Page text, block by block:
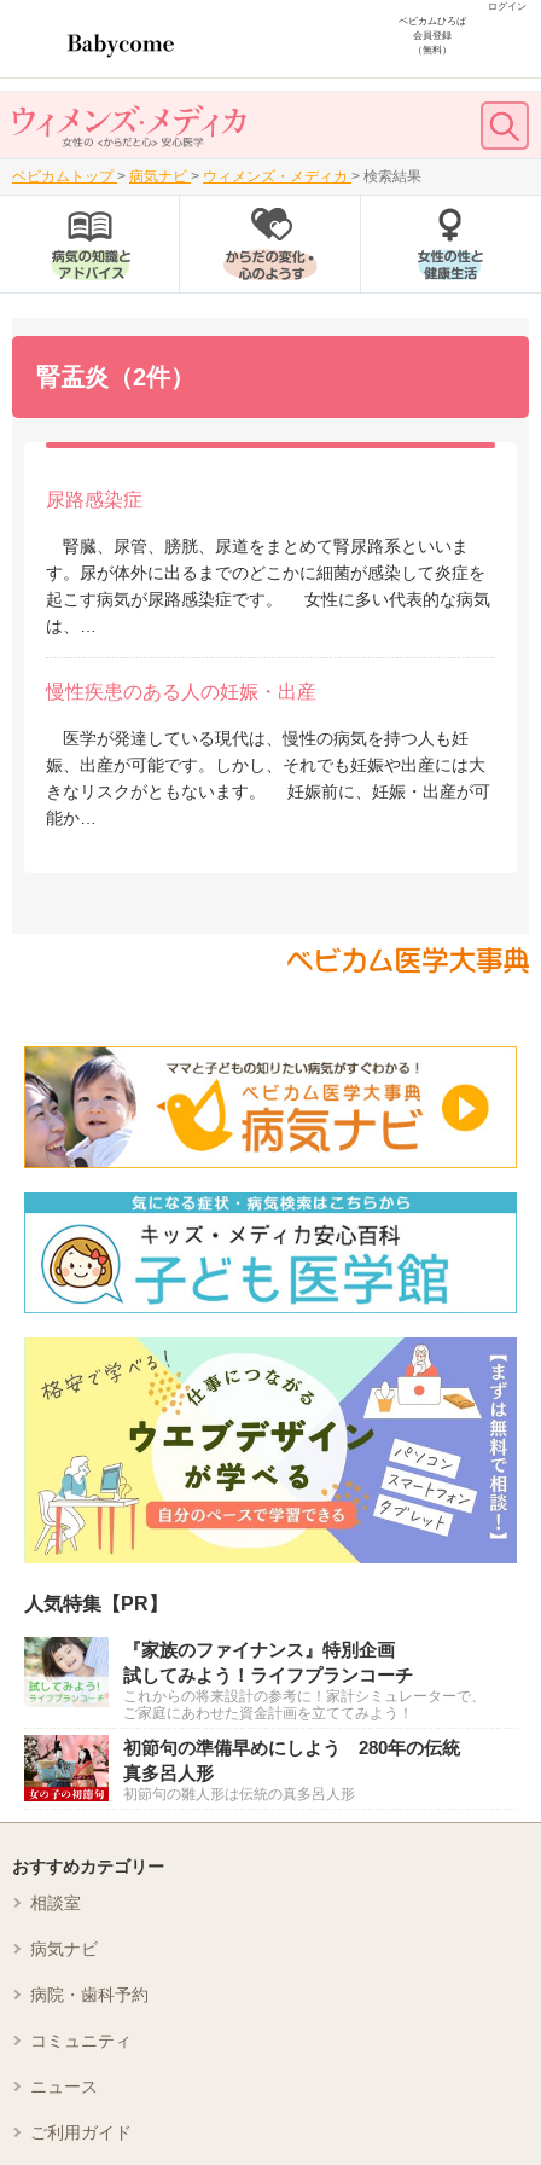
ログイン
ベビカムひろば
会員登録
（無料）
ベビカムトップ > 病気ナビ > ウィメンズ・メディカ > 検索結果
腎盂炎（2件）
尿路感染症
腎臓、尿管、膀胱、尿道をまとめて腎尿路系といいま
す。尿が体外に出るまでのどこかに細菌が感染して炎症を
起こす病気が尿路感染症です。 女性に多い代表的な病気
は、…
慢性疾患のある人の妊娠・出産
医学が発達している現代は、慢性の病気を持つ人も妊
娠、出産が可能です。しかし、それでも妊娠や出産には大
きなリスクがともないます。 妊娠前に、妊娠・出産が可
能か…
人気特集【PR】
『家族のファイナンス』特別企画
試してみよう！ライフプランコーチ
これからの将来設計の参考に！家計シミュレーターで、
ご家庭にあわせた資金計画を立ててみよう！
初節句の準備早めにしよう 280年の伝統
真多呂人形
初節句の雛人形は伝統の真多呂人形
おすすめカテゴリー
相談室
病気ナビ
病院・歯科予約
コミュニティ
ニュース
ご利用ガイド